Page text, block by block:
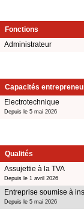
Fonctions
Administrateur
Capacités
Electrotechnique
Depuis le 5 mai 2026
Qualités
Assujettie à la TVA
Depuis le 1 avril 2026
Entreprise soumise à
Depuis le 5 mai 2026